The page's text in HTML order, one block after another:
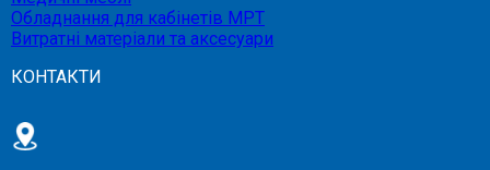
Обладнання для кабінетів МРТ
Витратні матеріали та аксесуари
КОНТАКТИ